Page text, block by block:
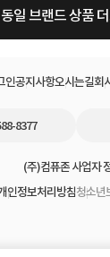
동일 브랜드 상품 더
인공지사항오시는길회
8377
(주)컴퓨존 사업자
인정보처리방침청소년